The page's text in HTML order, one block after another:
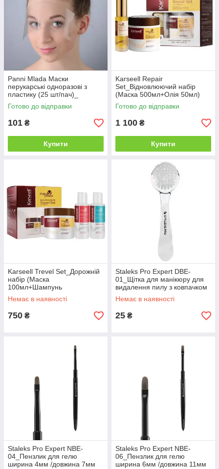
Panni Mlada Маски
перукарські одноразові з
пластику (25 шт/пач)_
Готово до відправки
101 ₴
Купити
Karseell Repair
Set_Відновлюючий набір
(Маска 500мл+Олія 50мл)
Готово до відправки
1 100 ₴
Купити
Karseell Trevel Set_Дорожній
набір (Маска
100мл+Шампунь
70мл+Кондиціонер 70мл)
Немає в наявності
750 ₴
Staleks Pro Expert DBE-
01_Щітка для манікюру для
видалення пилу з ковпачком
Немає в наявності
25 ₴
Staleks Pro Expert NBE-
04_Пензлик для гелю
ширина 4мм /довжина 7мм
Staleks Pro Expert NBE-
06_Пензлик для гелю
ширина 6мм /довжина 11мм